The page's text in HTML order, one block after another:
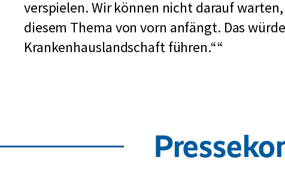
verspielen. Wir können nicht darauf
diesem Thema von vorn anfängt. Das
Krankenhauslandschaft führen.“